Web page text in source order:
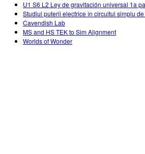
Customizable Sims
Teaching with PhET
Data Fluency
DEIB en STEM Ed
SceneryStack OSE
U1 S6 L2 Ley de gravitación universal 1a
Studiul puterii electrice în circuitul simplu de
Cavendish Lab
MS and HS TEK to Sim Alignment
Worlds of Wonder